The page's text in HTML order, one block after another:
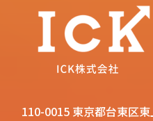
110-0015 東京都台東区